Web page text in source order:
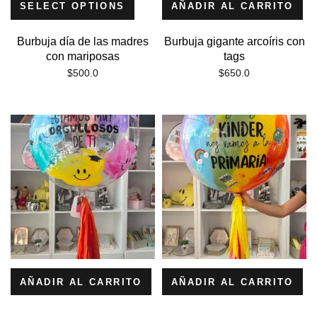
SELECT OPTIONS
Burbuja día de las madres
con mariposas
$500.0
AÑADIR AL CARRITO
Burbuja gigante arcoíris con
tags
$650.0
AÑADIR AL CARRITO AÑADIR AL CARRITO